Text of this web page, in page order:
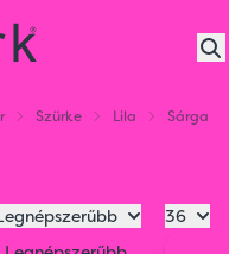
Szürke Lila Sárga
36